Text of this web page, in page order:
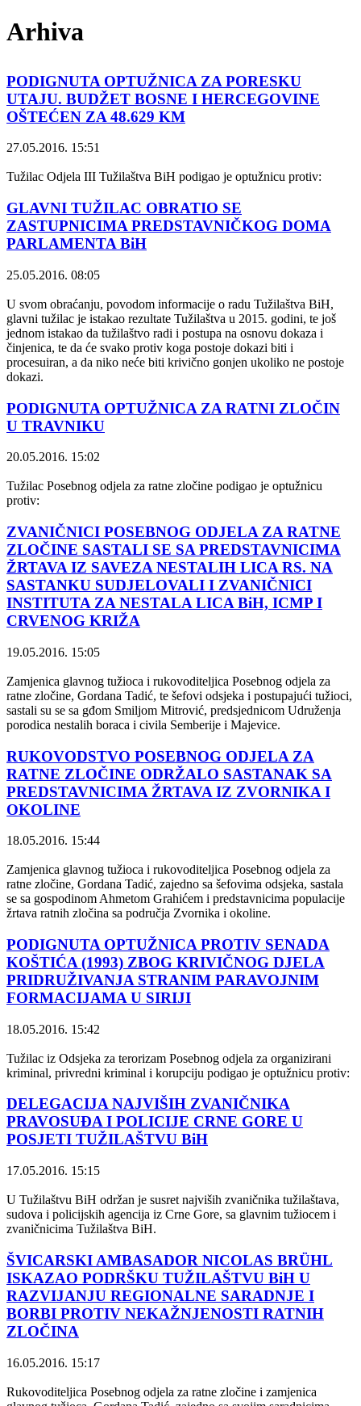
Arhiva
PODIGNUTA OPTUŽNICA ZA PORESKU
UTAJU. BUDŽET BOSNE I HERCEGOVINE
OŠTEĆEN ZA 48.629 KM
27.05.2016. 15:51
Tužilac Odjela III Tužilaštva BiH podigao je optužnicu protiv:
GLAVNI TUŽILAC OBRATIO SE
ZASTUPNICIMA PREDSTAVNIČKOG DOMA
PARLAMENTA BiH
25.05.2016. 08:05
U svom obraćanju, povodom informacije o radu Tužilaštva BiH,
glavni tužilac je istakao rezultate Tužilaštva u 2015. godini, te još
jednom istakao da tužilaštvo radi i postupa na osnovu dokaza i
činjenica, te da će svako protiv koga postoje dokazi biti i
procesuiran, a da niko neće biti krivično gonjen ukoliko ne postoje
dokazi.
PODIGNUTA OPTUŽNICA ZA RATNI ZLOČIN
U TRAVNIKU
20.05.2016. 15:02
Tužilac Posebnog odjela za ratne zločine podigao je optužnicu
protiv:
ZVANIČNICI POSEBNOG ODJELA ZA RATNE
ZLOČINE SASTALI SE SA PREDSTAVNICIMA
ŽRTAVA IZ SAVEZA NESTALIH LICA RS. NA
SASTANKU SUDJELOVALI I ZVANIČNICI
INSTITUTA ZA NESTALA LICA BiH, ICMP I
CRVENOG KRIŽA
19.05.2016. 15:05
Zamjenica glavnog tužioca i rukovoditeljica Posebnog odjela za
ratne zločine, Gordana Tadić, te šefovi odsjeka i postupajući tužioci,
sastali su se sa gđom Smiljom Mitrović, predsjednicom Udruženja
porodica nestalih boraca i civila Semberije i Majevice.
RUKOVODSTVO POSEBNOG ODJELA ZA
RATNE ZLOČINE ODRŽALO SASTANAK SA
PREDSTAVNICIMA ŽRTAVA IZ ZVORNIKA I
OKOLINE
18.05.2016. 15:44
Zamjenica glavnog tužioca i rukovoditeljica Posebnog odjela za
ratne zločine, Gordana Tadić, zajedno sa šefovima odsjeka, sastala
se sa gospodinom Ahmetom Grahićem i predstavnicima populacije
žrtava ratnih zločina sa područja Zvornika i okoline.
PODIGNUTA OPTUŽNICA PROTIV SENADA
KOŠTIĆA (1993) ZBOG KRIVIČNOG DJELA
PRIDRUŽIVANJA STRANIM PARAVOJNIM
FORMACIJAMA U SIRIJI
18.05.2016. 15:42
Tužilac iz Odsjeka za terorizam Posebnog odjela za organizirani
kriminal, privredni kriminal i korupciju podigao je optužnicu protiv:
DELEGACIJA NAJVIŠIH ZVANIČNIKA
PRAVOSUĐA I POLICIJE CRNE GORE U
POSJETI TUŽILAŠTVU BiH
17.05.2016. 15:15
U Tužilaštvu BiH održan je susret najviših zvaničnika tužilaštava,
sudova i policijskih agencija iz Crne Gore, sa glavnim tužiocem i
zvaničnicima Tužilaštva BiH.
ŠVICARSKI AMBASADOR NICOLAS BRÜHL
ISKAZAO PODRŠKU TUŽILAŠTVU BiH U
RAZVIJANJU REGIONALNE SARADNJE I
BORBI PROTIV NEKAŽNJENOSTI RATNIH
ZLOČINA
16.05.2016. 15:17
Rukovoditeljica Posebnog odjela za ratne zločine i zamjenica